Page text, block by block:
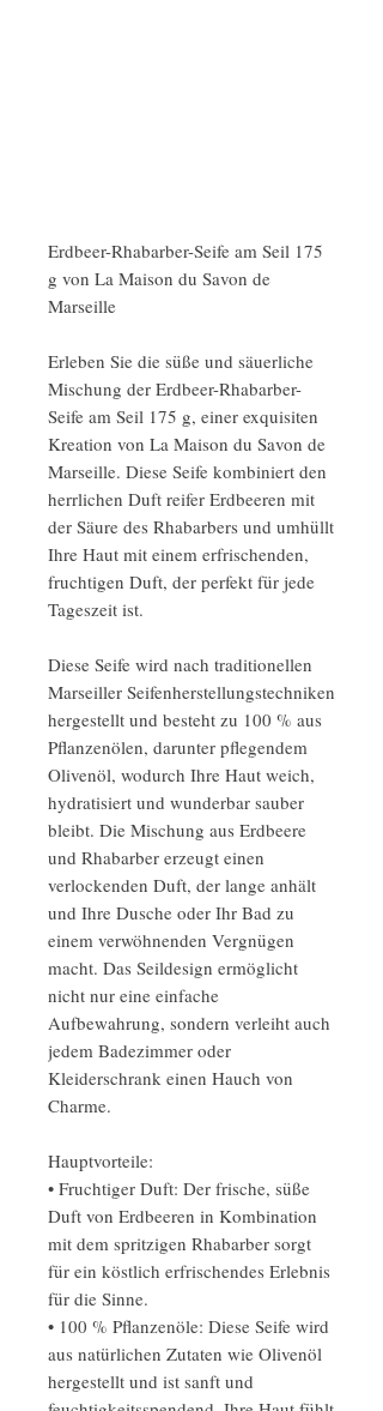
Erdbeer-Rhabarber-Seife am Seil 175
g von La Maison du Savon de
Marseille
Erleben Sie die süße und säuerliche
Mischung der Erdbeer-Rhabarber-
Seife am Seil 175 g, einer exquisiten
Kreation von La Maison du Savon de
Marseille. Diese Seife kombiniert den
herrlichen Duft reifer Erdbeeren mit
der Säure des Rhabarbers und umhüllt
Ihre Haut mit einem erfrischenden,
fruchtigen Duft, der perfekt für jede
Tageszeit ist.
Diese Seife wird nach traditionellen
Marseiller Seifenherstellungstechniken
hergestellt und besteht zu 100 % aus
Pflanzenölen, darunter pflegendem
Olivenöl, wodurch Ihre Haut weich,
hydratisiert und wunderbar sauber
bleibt. Die Mischung aus Erdbeere
und Rhabarber erzeugt einen
verlockenden Duft, der lange anhält
und Ihre Dusche oder Ihr Bad zu
einem verwöhnenden Vergnügen
macht. Das Seildesign ermöglicht
nicht nur eine einfache
Aufbewahrung, sondern verleiht auch
jedem Badezimmer oder
Kleiderschrank einen Hauch von
Charme.
Hauptvorteile:
• Fruchtiger Duft: Der frische, süße
Duft von Erdbeeren in Kombination
mit dem spritzigen Rhabarber sorgt
für ein köstlich erfrischendes Erlebnis
für die Sinne.
• 100 % Pflanzenöle: Diese Seife wird
aus natürlichen Zutaten wie Olivenöl
hergestellt und ist sanft und